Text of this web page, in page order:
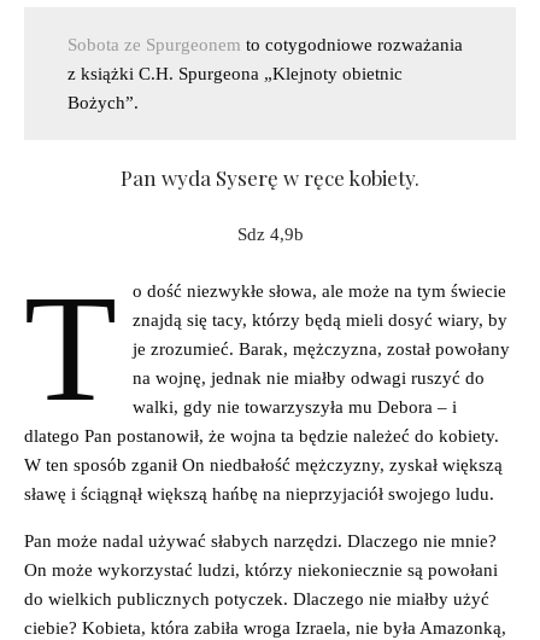
Sobota ze Spurgeonem to cotygodniowe rozważania
z książki C.H. Spurgeona „Klejnoty obietnic
Bożych”.
Pan wyda Syserę w ręce kobiety.
Sdz 4,9b
T
o dość niezwykłe słowa, ale może na tym świecie
znajdą się tacy, którzy będą mieli dosyć wiary, by
je zrozumieć. Barak, mężczyzna, został powołany
na wojnę, jednak nie miałby odwagi ruszyć do
walki, gdy nie towarzyszyła mu Debora – i
dlatego Pan postanowił, że wojna ta będzie należeć do kobiety.
W ten sposób zganił On niedbałość mężczyzny, zyskał większą
sławę i ściągnął większą hańbę na nieprzyjaciół swojego ludu.
Pan może nadal używać słabych narzędzi. Dlaczego nie mnie?
On może wykorzystać ludzi, którzy niekoniecznie są powołani
do wielkich publicznych potyczek. Dlaczego nie miałby użyć
ciebie? Kobieta, która zabiła wroga Izraela, nie była Amazonką,